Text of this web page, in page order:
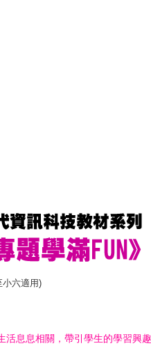
小六適用)
活息息相關，帶引學生的學習興趣